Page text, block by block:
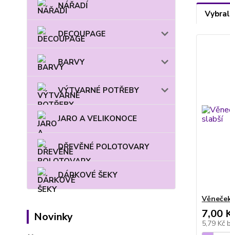
NÁŘADÍ
DECOUPAGE
BARVY
VÝTVARNÉ POTŘEBY
JARO A VELIKONOCE
DŘEVĚNÉ POLOTOVARY
DÁRKOVÉ ŠEKY
Novinky 7,00
5,79 Kč